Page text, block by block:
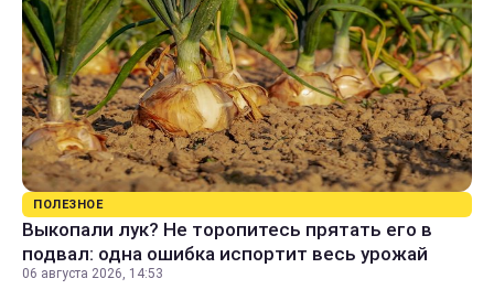
ПОЛЕЗНОЕ
Выкопали лук? Не торопитесь прятать его в
подвал: одна ошибка испортит весь урожай
06 августа 2026, 14:53